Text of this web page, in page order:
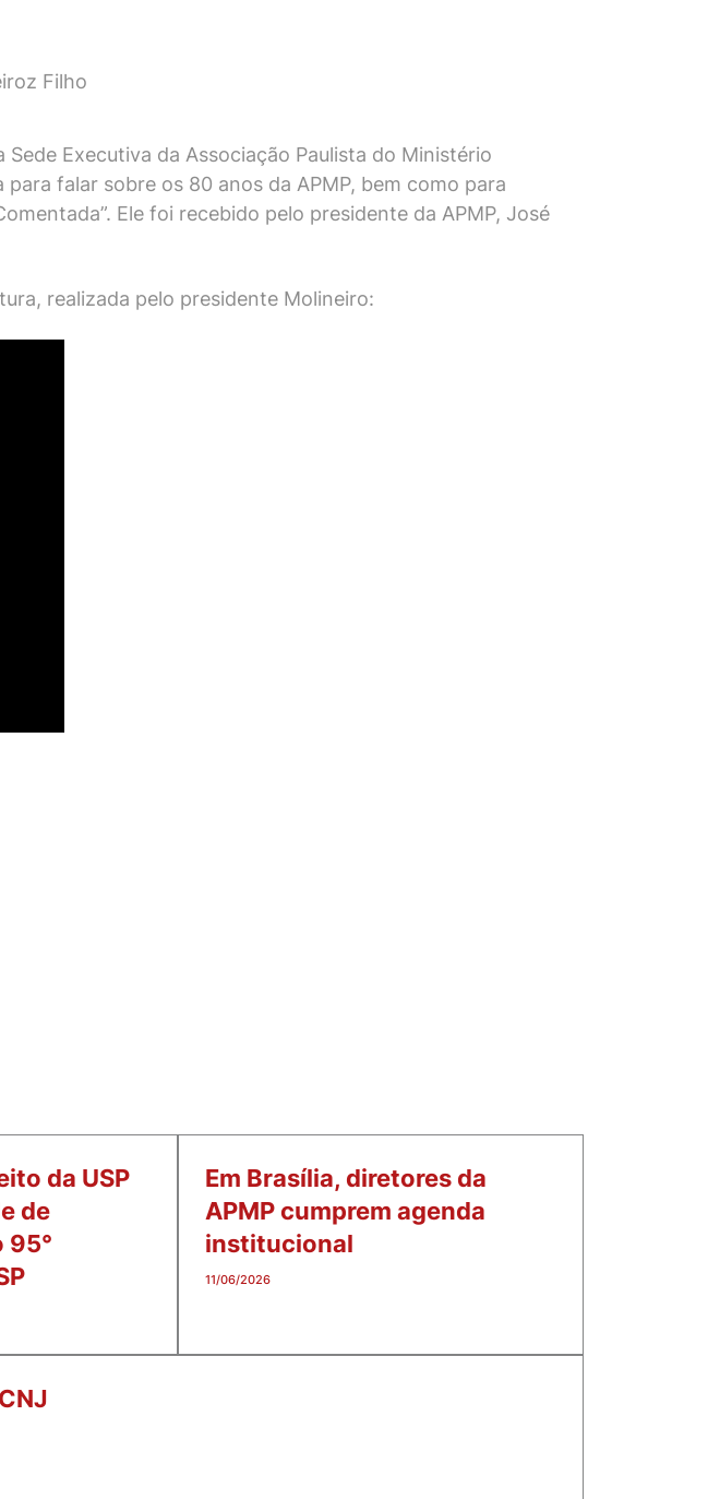
Filho
Executiva da Associação Paulista do Ministério
falar sobre os 80 anos da APMP, bem como para
Ele foi recebido pelo presidente da APMP, José
realizada pelo presidente Molineiro:
da USP
de
95°
Em Brasília, diretores da
APMP cumprem agenda
institucional
11/06/2026